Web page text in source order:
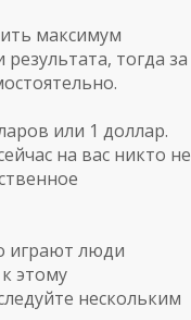
максимум
результата, тогда за
.
или 1 доллар.
на вас никто не
играют люди
к этому
нескольким